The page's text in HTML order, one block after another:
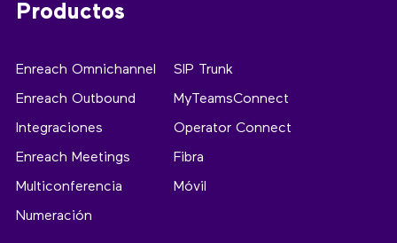
Productos
Enreach Omnichannel
Enreach Outbound
Integraciones
Enreach Meetings
Multiconferencia
Numeración
SIP Trunk
MyTeamsConnect
Operator Connect
Fibra
Móvil